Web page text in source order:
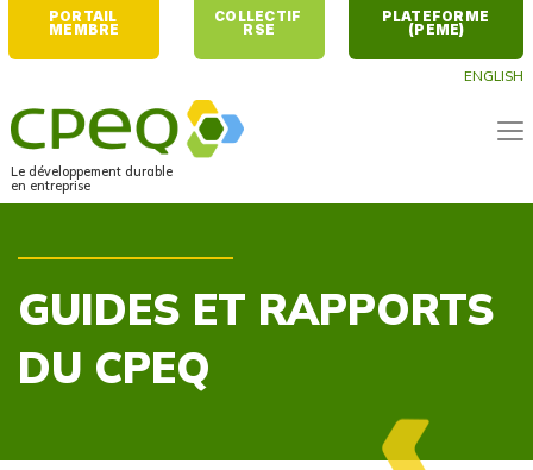
ENGLISH
PORTAIL
MEMBRE
COLLECTIF
RSE
PLATEFORME
(PEME)
Le développement durable
en entreprise
GUIDES ET RAPPORTS
DU CPEQ